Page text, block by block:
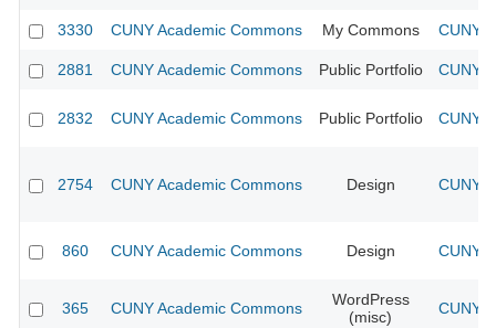
3330 CUNY Academic Commons My Commons CUNY
2881 CUNY Academic Commons Public Portfolio CUNY
2832 CUNY Academic Commons Public Portfolio CUNY
2754 CUNY Academic Commons Design CUNY
860 CUNY Academic Commons Design CUNY
365 CUNY Academic Commons
WordPress
(misc)
CUNY